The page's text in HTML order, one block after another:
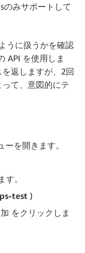
のみサポートして
うに扱うかを確認
API を使用しま
返しますが、2回
て、意図的にテ
ーを開きます。
す。
test )
をクリックしま